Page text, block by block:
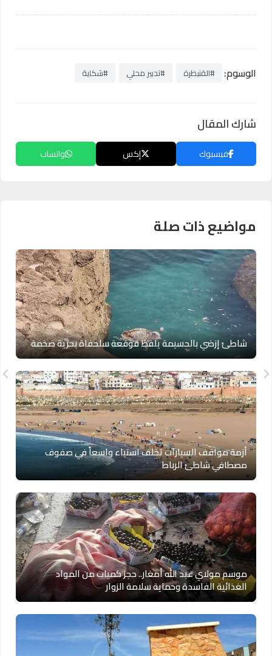
الوسوم: #القنيطرة #تدبير محلي #شكاية
شارك المقال
فيسبوك إكس واتساب
مواضيع ذات صلة
شاطئ إزضي بالحسيمة يلفظ قوقعة سلحفاة بحرية ضخمة
أزمة مواقف السيارات تخلف استياء واسعاً في صفوف
مصطافي شاطئ الرباط
موسم مولاي عبد الله أمغار.. حجز كميات من المواد
الغذائية الفاسدة وحماية سلامة الزوار